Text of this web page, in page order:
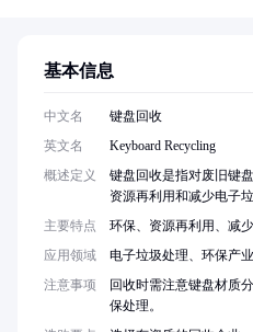
基本信息
中文名
键盘回收
英文名
Keyboard Recycling
概述定义
键盘回收是指对废旧键
资源再利用和减少电子
主要特点
环保、资源再利用、减
应用领域
电子垃圾处理、环保产
注意事项
回收时需注意键盘材质
保处理。